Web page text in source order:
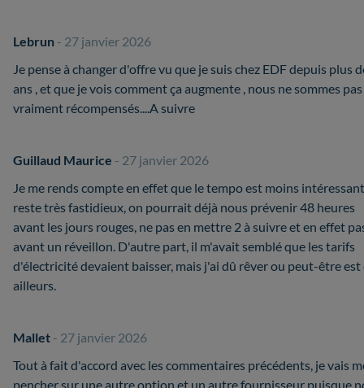
Lebrun - 27 janvier 2026
Je pense à changer d'offre vu que je suis chez EDF depuis plus
ans , et que je vois comment ça augmente , nous ne sommes pas
vraiment récompensés....A suivre
Guillaud Maurice - 27 janvier 2026
Je me rends compte en effet que le tempo est moins
reste très fastidieux, on pourrait déjà nous prévenir 48 heures
avant les jours rouges, ne pas en mettre 2 à suivre et en effet
avant un réveillon. D'autre part, il m'avait semblé que les tarifs
d'électricité devaient baisser, mais j'ai dû rêver ou peut-être est
ailleurs.
Mallet - 27 janvier 2026
Tout à fait d'accord avec les commentaires précédents, je vais
pencher sur une autre option et un autre fournisseur puisque